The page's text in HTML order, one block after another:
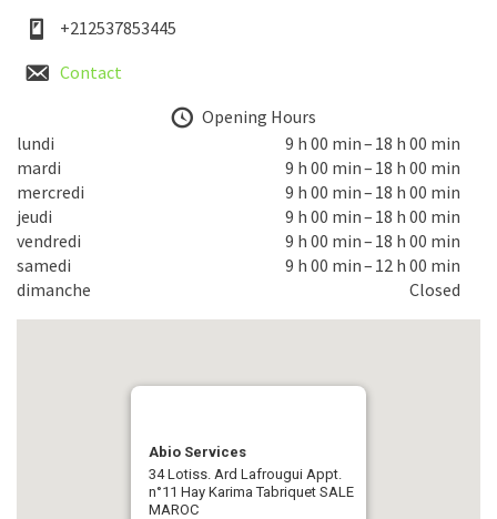
+212537853445
Contact
Opening Hours
lundi
9 h 00 min – 18 h 00 min
mardi
9 h 00 min – 18 h 00 min
mercredi
9 h 00 min – 18 h 00 min
jeudi
9 h 00 min – 18 h 00 min
vendredi
9 h 00 min – 18 h 00 min
samedi
9 h 00 min – 12 h 00 min
dimanche
Closed
Abio Services
34 Lotiss. Ard Lafrougui Appt.
n°11 Hay Karima Tabriquet SALE
MAROC